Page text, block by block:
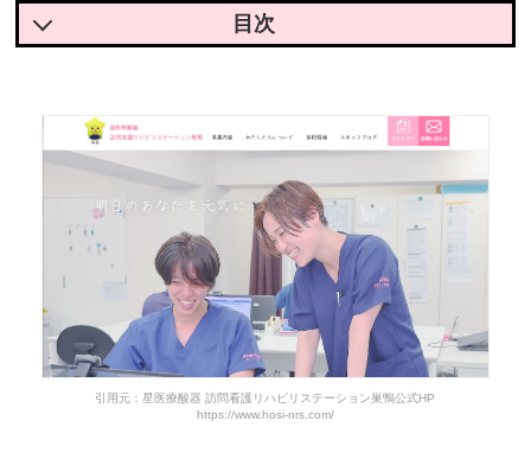
星医療酸器 訪問看護リハビリステーション巣鴨で実際に働い
ている人の声
星医療酸器 訪問看護リハビリステーション巣鴨の基本情報
引用元：星医療酸器 訪問看護リハビリステーション巣鴨公式HP
https://www.hosi-nrs.com/